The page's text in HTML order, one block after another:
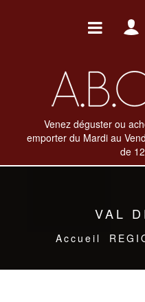
Venez déguster ou
emporter du Mardi au
de
VAL
Accueil